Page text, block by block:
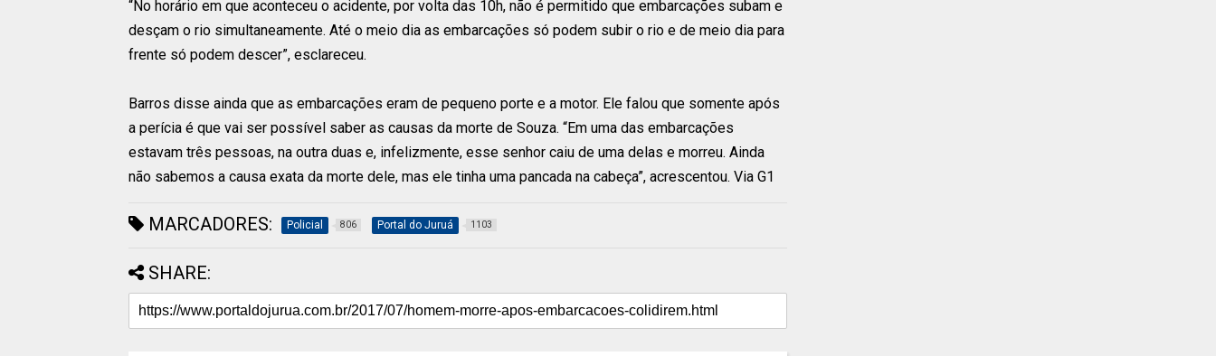
“No horário em que aconteceu o acidente, por volta das 10h, não é permitido que embarcações subam e
desçam o rio simultaneamente. Até o meio dia as embarcações só podem subir o rio e de meio dia para
frente só podem descer”, esclareceu.
Barros disse ainda que as embarcações eram de pequeno porte e a motor. Ele falou que somente após
a perícia é que vai ser possível saber as causas da morte de Souza. “Em uma das embarcações
estavam três pessoas, na outra duas e, infelizmente, esse senhor caiu de uma delas e morreu. Ainda
não sabemos a causa exata da morte dele, mas ele tinha uma pancada na cabeça”, acrescentou. Via G1
MARCADORES: Policial 806 Portal do Juruá 1103
SHARE: